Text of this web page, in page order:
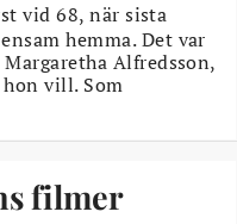
vid 68, när sista
hemma. Det var
Alfredsson,
vill. Som
filmer